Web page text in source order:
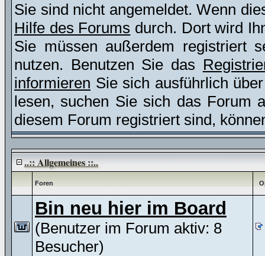
Sie sind nicht angemeldet. Wenn
Hilfe des Forums durch. Dort wird
Sie müssen außerdem registriert
nutzen. Benutzen Sie das
informieren Sie sich ausführlich
lesen, suchen Sie sich das Forum
diesem Forum registriert sind,
..:: Allgemeines ::..
Foren
Bin neu hier im Board
(Benutzer im Forum aktiv: 8
Besucher)